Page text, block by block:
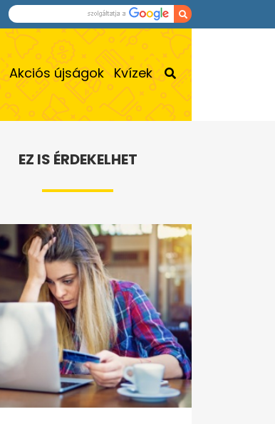
Akciós újságok Kvízek
EZ IS ÉRDEKELHET